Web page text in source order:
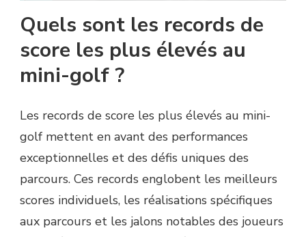
Quels sont les records de
score les plus élevés au
mini-golf ?
Les records de score les plus élevés au mini-
golf mettent en avant des performances
exceptionnelles et des défis uniques des
parcours. Ces records englobent les meilleurs
scores individuels, les réalisations spécifiques
aux parcours et les jalons notables des joueurs